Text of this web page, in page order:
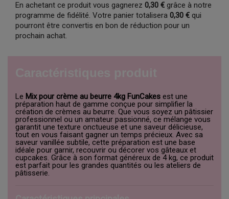
En achetant ce produit vous gagnerez 0,30 € grâce à notre
programme de fidélité. Votre panier totalisera 0,30 € qui
pourront être convertis en bon de réduction pour un
prochain achat.
Le Mix pour crème au beurre 4kg FunCakes est une
préparation haut de gamme conçue pour simplifier la
création de crèmes au beurre. Que vous soyez un pâtissier
professionnel ou un amateur passionné, ce mélange vous
garantit une texture onctueuse et une saveur délicieuse,
tout en vous faisant gagner un temps précieux. Avec sa
saveur vanillée subtile, cette préparation est une base
idéale pour garnir, recouvrir ou décorer vos gâteaux et
cupcakes. Grâce à son format généreux de 4 kg, ce produit
est parfait pour les grandes quantités ou les ateliers de
pâtisserie.